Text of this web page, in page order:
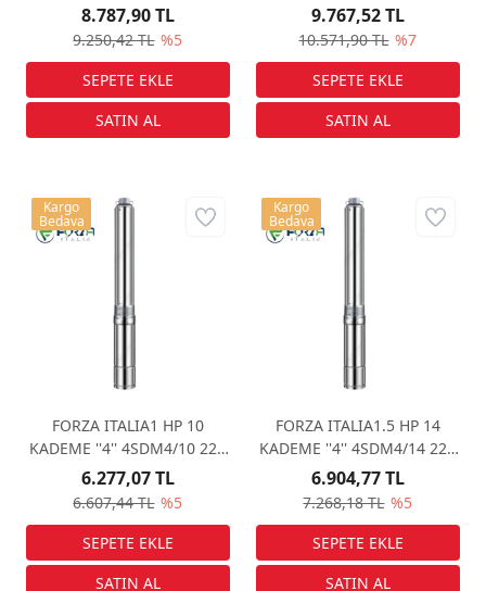
VOLT DALGIÇ POMPA
9.250,42 TL %5
8.787,90 TL
VOLT DALGIÇ POMPA
10.571,90 TL %7
9.767,52 TL
FORZA ITALIA1 HP 10
KADEME ''4'' 4SDM4/10 220
VOLT DALGIÇ POMPA
6.607,44 TL %5
6.277,07 TL
Kargo
Bedava
FORZA ITALIA1.5 HP 14
KADEME ''4'' 4SDM4/14 220
VOLT DALGIÇ POMPA
7.268,18 TL %5
6.904,77 TL
Kargo
Bedava